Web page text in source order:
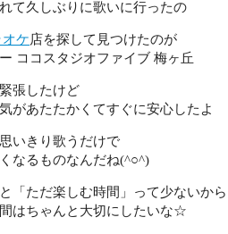
て久しぶりに歌いに行ったの
ケ店を探して見つけたのが
ココスタジオファイブ 梅ヶ丘
張したけど
があたたかくてすぐに安心したよ
いきり歌うだけで
なるものなんだね(^○^)
「ただ楽しむ時間」って少ないから
はちゃんと大切にしたいな☆